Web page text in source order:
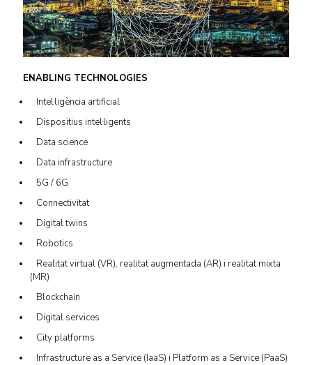
ENABLING TECHNOLOGIES
Intel·ligència artificial
Dispositius intel·ligents
Data science
Data infrastructure
5G / 6G
Connectivitat
Digital twins
Robotics
Realitat virtual (VR), realitat augmentada (AR) i realitat mixta
(MR)
Blockchain
Digital services
City platforms
Infrastructure as a Service (IaaS) i Platform as a Service (PaaS)